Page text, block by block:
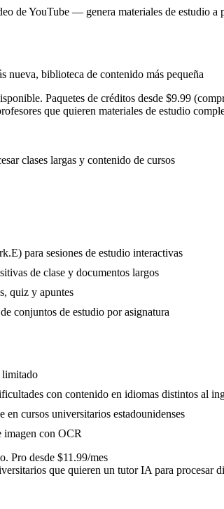
de YouTube — genera materiales de estudio a
nueva, biblioteca de contenido más pequeña
Paquetes de créditos desde $9.99
que quieren materiales de estudio
clases largas y contenido de cursos
para sesiones de estudio interactivas
de clase y documentos largos
quiz y apuntes
conjuntos de estudio por asignatura
con contenido en idiomas distintos al
en cursos universitarios estadounidenses
imagen con OCR
Pro desde $11.99/mes
que quieren un tutor IA para procesar